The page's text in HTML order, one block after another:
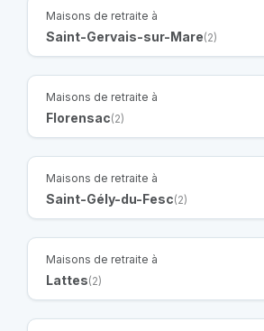
Maisons de retraite à
Saint-Gervais-sur-Mare(2)
Maisons de retraite à
Florensac(2)
Maisons de retraite à
Saint-Gély-du-Fesc(2)
Maisons de retraite à
Lattes(2)